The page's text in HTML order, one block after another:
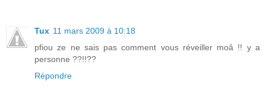
Tux 11 mars 2009 à 10:18
pfiou ze ne sais pas comment vous réveiller moâ !! y a
personne ??!!??
Répondre